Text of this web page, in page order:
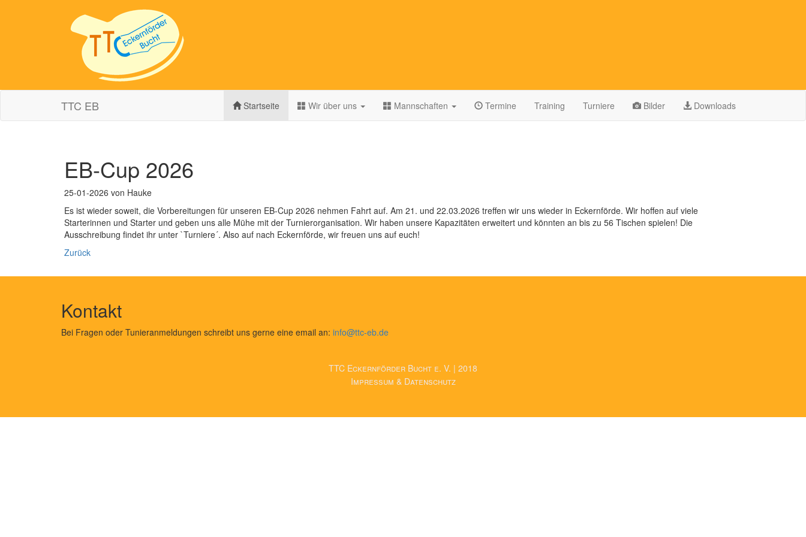
TTC EB
überspringen
Startseite Wir über uns Mannschaften Termine Training Turniere Bilder Downloads
EB-Cup 2026
25-01-2026 von Hauke
Es ist wieder soweit, die Vorbereitungen für unseren EB-Cup 2026 nehmen Fahrt auf. Am 21. und 22.03.2026 treffen wir uns wieder in Eckernförde. Wir hoffen auf viele
Starterinnen und Starter und geben uns alle Mühe mit der Turnierorganisation. Wir haben unsere Kapazitäten erweitert und könnten an bis zu 56 Tischen spielen! Die
Ausschreibung findet ihr unter `Turniere´. Also auf nach Eckernförde, wir freuen uns auf euch!
Zurück
Kontakt
Bei Fragen oder Tunieranmeldungen schreibt uns gerne eine email an: info@ttc-eb.de
TTC Eckernförder Bucht e. V. | 2018
Impressum & Datenschutz